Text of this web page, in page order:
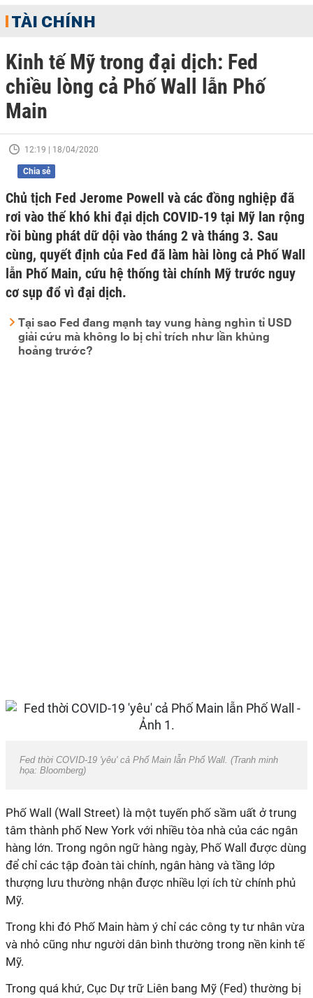
TÀI CHÍNH
Kinh tế Mỹ trong đại dịch: Fed
chiều lòng cả Phố Wall lẫn Phố
Main
12:19 | 18/04/2020
Chia sẻ
Chủ tịch Fed Jerome Powell và các đồng nghiệp đã
rơi vào thế khó khi đại dịch COVID-19 tại Mỹ lan rộng
rồi bùng phát dữ dội vào tháng 2 và tháng 3. Sau
cùng, quyết định của Fed đã làm hài lòng cả Phố Wall
lẫn Phố Main, cứu hệ thống tài chính Mỹ trước nguy
cơ sụp đổ vì đại dịch.
Tại sao Fed đang mạnh tay vung hàng nghìn tỉ USD
giải cứu mà không lo bị chỉ trích như lần khủng
hoảng trước?
Fed thời COVID-19 'yêu' cả Phố Main lẫn Phố Wall. (Tranh minh
họa: Bloomberg)
Phố Wall (Wall Street) là một tuyến phố sầm uất ở trung
tâm thành phố New York với nhiều tòa nhà của các ngân
hàng lớn. Trong ngôn ngữ hàng ngày, Phố Wall được dùng
để chỉ các tập đoàn tài chính, ngân hàng và tầng lớp
thượng lưu thường nhận được nhiều lợi ích từ chính phủ
Mỹ.
Trong khi đó Phố Main hàm ý chỉ các công ty tư nhân vừa
và nhỏ cũng như người dân bình thường trong nền kinh tế
Mỹ.
Trong quá khứ, Cục Dự trữ Liên bang Mỹ (Fed) thường bị